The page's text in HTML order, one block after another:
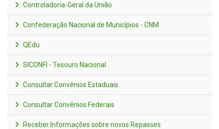
Controladoria-Geral da União
Confederação Nacional de Municípios - CNM
QEdu
SICONFI - Tesouro Nacional
Consultar Convênios Estaduais
Consultar Convênios Federais
Receber Informações sobre novos Repasses